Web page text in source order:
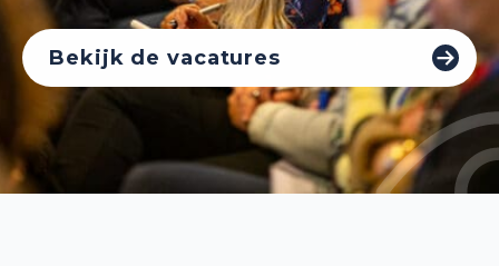
Bekijk de vacatures